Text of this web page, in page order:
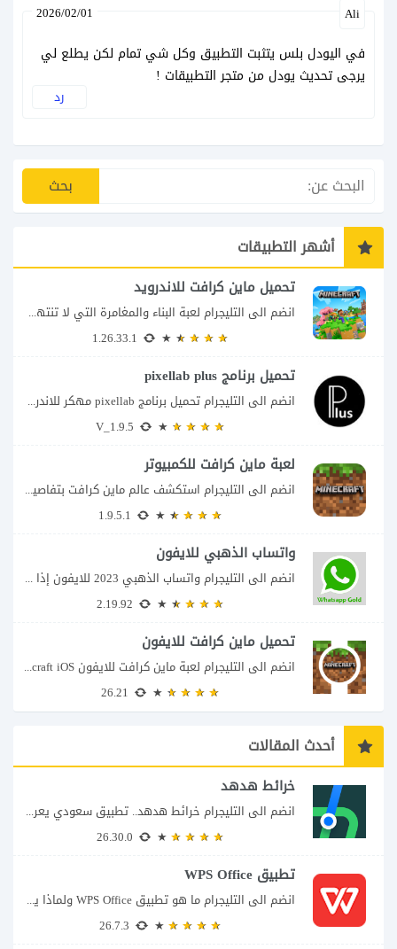
Ali
2026/02/01
في اليودل بلس يتثبت التطبيق وكل شي تمام لكن يطلع لي
يرجى تحديث يودل من متجر التطبيقات !
رد
أشهر التطبيقات
تحميل ماين كرافت للاندرويد
انضم الى التليجرام لعبة البناء والمغامرة التي لا تنتهي Minecraft إذا كنت تبحث عن...
تحميل برنامج pixellab plus
انضم الى التليجرام تحميل برنامج pixellab مهكر للاندرويد يعتبر تطبيق بيكسلاب من اشهر تطبيقات...
لعبة ماين كرافت للكمبيوتر
انضم الى التليجرام استكشف عالم ماين كرافت بتفاصيل مذهلة 🌟 هل أنت مستعد لمغامرة...
واتساب الذهبي للايفون
انضم الى التليجرام واتساب الذهبي 2023 للايفون إذا كنت تبحث عن واتساب الذهبي للايفون...
تحميل ماين كرافت للايفون
انضم الى التليجرام لعبة ماين كرافت للايفون Minecraft iOS تُعد لعبة Minecraft واحدة من...
أحدث المقالات
خرائط هدهد
انضم الى التليجرام خرائط هدهد.. تطبيق سعودي يعرف تفاصيل الطريق قبل أن تبدأ رحلتك...
تطبيق WPS Office
انضم الى التليجرام ما هو تطبيق WPS Office ولماذا يمكن أن يغنيك عن عدة...